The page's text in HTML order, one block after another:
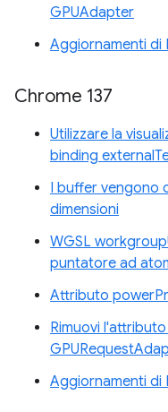
GPUAdapter
Aggiornamenti di
Chrome 137
Utilizzare la
binding
I buffer vengono
dimensioni
WGSL
puntatore ad
Attributo
Rimuovi
Aggiornamenti di